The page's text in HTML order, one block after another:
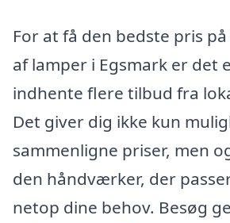
For at få den bedste pris
af lamper i Egsmark er det
indhente flere tilbud fra
Det giver dig ikke kun
sammenligne priser, men
den håndværker, der
netop dine behov. Besøg